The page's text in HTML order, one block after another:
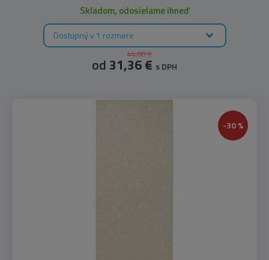
Skladom, odosielame ihneď
Dostupný v 1 rozmere
44,80 €
od 31,36 € s DPH
-30 %